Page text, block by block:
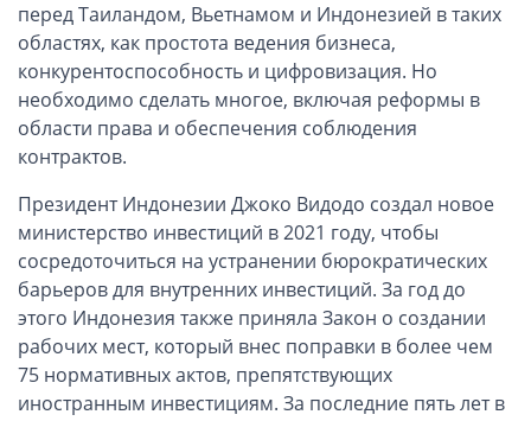
Контакты, схема проезда
перед Таиландом, Вьетнамом и Индонезией в таких
областях, как простота ведения бизнеса,
конкурентоспособность и цифровизация. Но
необходимо сделать многое, включая реформы в
области права и обеспечения соблюдения
контрактов.
Президент Индонезии Джоко Видодо создал новое
министерство инвестиций в 2021 году, чтобы
сосредоточиться на устранении бюрократических
барьеров для внутренних инвестиций. За год до
этого Индонезия также приняла Закон о создании
рабочих мест, который внес поправки в более чем
75 нормативных актов, препятствующих
иностранным инвестициям. За последние пять лет в